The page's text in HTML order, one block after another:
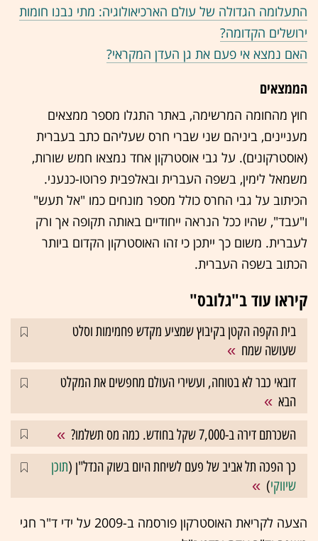
התעלומה הגדולה של עולם הארכיאולוגיה: מתי נבנו חומות
ירושלים הקדומה?
האם נמצא אי פעם את גן העדן המקראי?
הממצאים
חוץ מהחומה המרשימה, באתר התגלו מספר ממצאים
מעניינים, ביניהם שני שברי חרס שעליהם כתב בעברית
(אוסטרקונים). על גבי אוסטרקון אחד נמצאו חמש שורות,
משמאל לימין, בשפה העברית ובאלפבית פרוטו-כנעני.
הכיתוב על גבי החרס כולל מספר מונחים כמו "אל תעש"
ו"עבד", שהיו ככל הנראה ייחודיים באותה תקופה אך ורק
לעברית. משום כך ייתכן כי זהו האוסטרקון הקדום ביותר
הכתוב בשפה העברית.
קיראו עוד ב"גלובס"
בית הקפה הקטן בקיבוץ שמציע מקדש פחמימות וסלט
שעושה שמח
דובאי כבר לא בטוחה, ועשירי העולם מחפשים את המקלט
הבא
השכרתם דירה ב-7,000 שקל בחודש. כמה מס תשלמו?
כך הפכה תל אביב של פעם לשיחת היום בשוק הנדל"ן (תוכן
שיווקי)
הצעה לקריאת האוסטרקון פורסמה ב-2009 על ידי ד"ר חגי